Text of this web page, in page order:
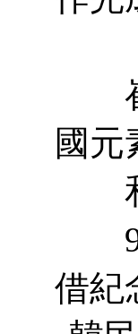
崔
國元
9
借紀